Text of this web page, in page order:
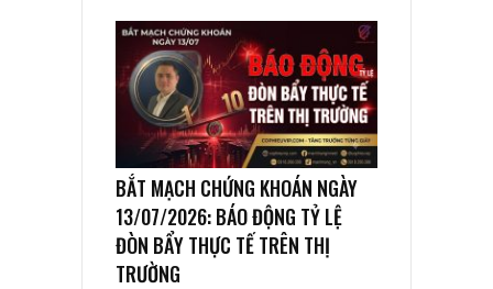
BẮT MẠCH CHỨNG KHOÁN NGÀY
13/07/2026: BÁO ĐỘNG TỶ LỆ
ĐÒN BẨY THỰC TẾ TRÊN THỊ
TRƯỜNG